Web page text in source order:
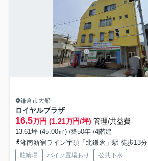
鎌倉市大船
ロイヤルプラザ
16.5万円 (1.21万円/坪) 管理/共益費-
13.61坪 (45.00㎡) /築50年 /4階建
湘南新宿ライン宇須「北鎌倉」駅 徒歩13分
駐輪場 バイク置場あり 公共下水